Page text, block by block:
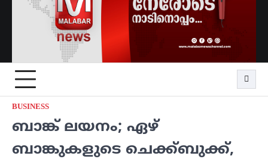
BUSINESS
ബാങ്ക് ലയനം; ഏഴ്
ബാങ്കുകളുടെ ചെക്ക്ബുക്ക്,